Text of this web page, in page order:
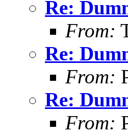
Re:
From:
Re:
From:
Re:
From: